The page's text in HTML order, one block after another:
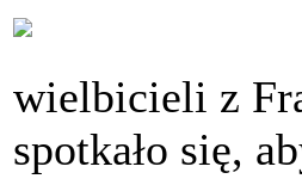
wielbicieli z
spotkało się,